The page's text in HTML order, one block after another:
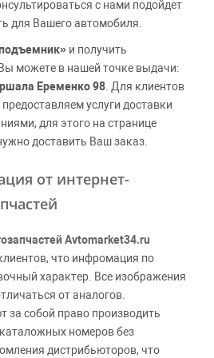
с нами подойдет
для Вашего автомобиля.
и получить
можете в нашей точке выдачи:
Еременко 98 . Для клиентов
услуги доставки
для этого на странице
доставить Ваш заказ.
от интернет-
Avtomarket34.ru
что инфромация по
характер. Все изображения
от аналогов.
за собой право производить
номеров без
дистрибьюторов, что